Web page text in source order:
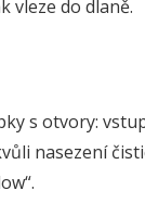
vleze do dlaně.
s otvory:
nasezení